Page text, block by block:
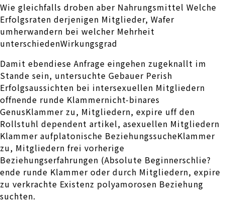
Wie gleichfalls droben aber Nahrungsmittel Welche
Erfolgsraten derjenigen Mitglieder, Wafer
umherwandern bei welcher Mehrheit
unterschiedenWirkungsgrad
Damit ebendiese Anfrage eingehen zugeknallt im
Stande sein, untersuchte Gebauer Perish
Erfolgsaussichten bei intersexuellen Mitgliedern
offnende runde Klammernicht-binares
GenusKlammer zu, Mitgliedern, expire uff den
Rollstuhl dependent artikel, asexuellen Mitgliedern
Klammer aufplatonische BeziehungssucheKlammer
zu, Mitgliedern frei vorherige
Beziehungserfahrungen (Absolute Beginnerschlie?
ende runde Klammer oder durch Mitgliedern, expire
zu verkrachte Existenz polyamorosen Beziehung
suchten.